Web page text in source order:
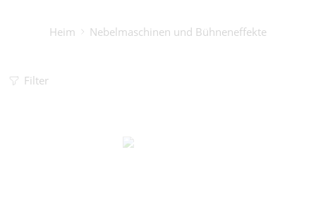
Heim Nebelmaschinen und Bühneneffekte
Filter